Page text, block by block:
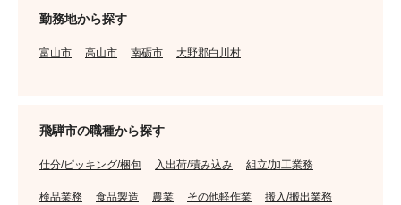
勤務地から探す
富山市 高山市 南砺市 大野郡白川村
飛騨市の職種から探す
仕分/ピッキング/梱包 入出荷/積み込み 組立/加工業務
検品業務 食品製造 農業 その他軽作業 搬入/搬出業務